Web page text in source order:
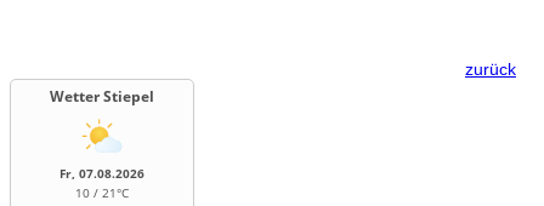
zurück
Wetter Stiepel
Fr, 07.08.2026
10 / 21°C